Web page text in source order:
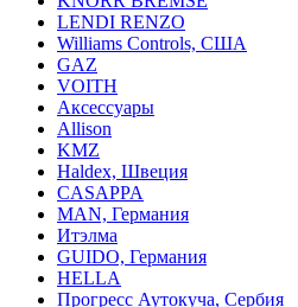
LENDI RENZO
Williams Controls, США
GAZ
VOITH
Аксессуары
Allison
KMZ
Haldex, Швеция
CASAPPA
MAN, Германия
Итэлма
GUIDO, Германия
HELLA
Прогресс Аутокуча, Сербия